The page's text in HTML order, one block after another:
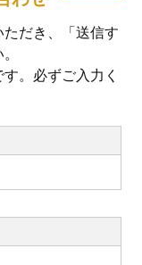
だき、「送信す
。必ずご入力く